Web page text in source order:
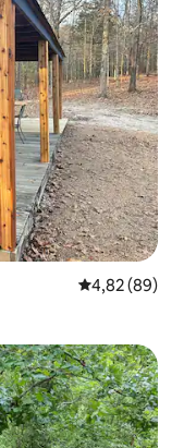
Évaluation
4,82 (89)